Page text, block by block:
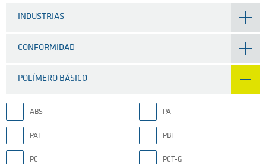
INDUSTRIAS
CONFORMIDAD
POLÍMERO BÁSICO
ABS PA
PAI PBT
PC PCT-G